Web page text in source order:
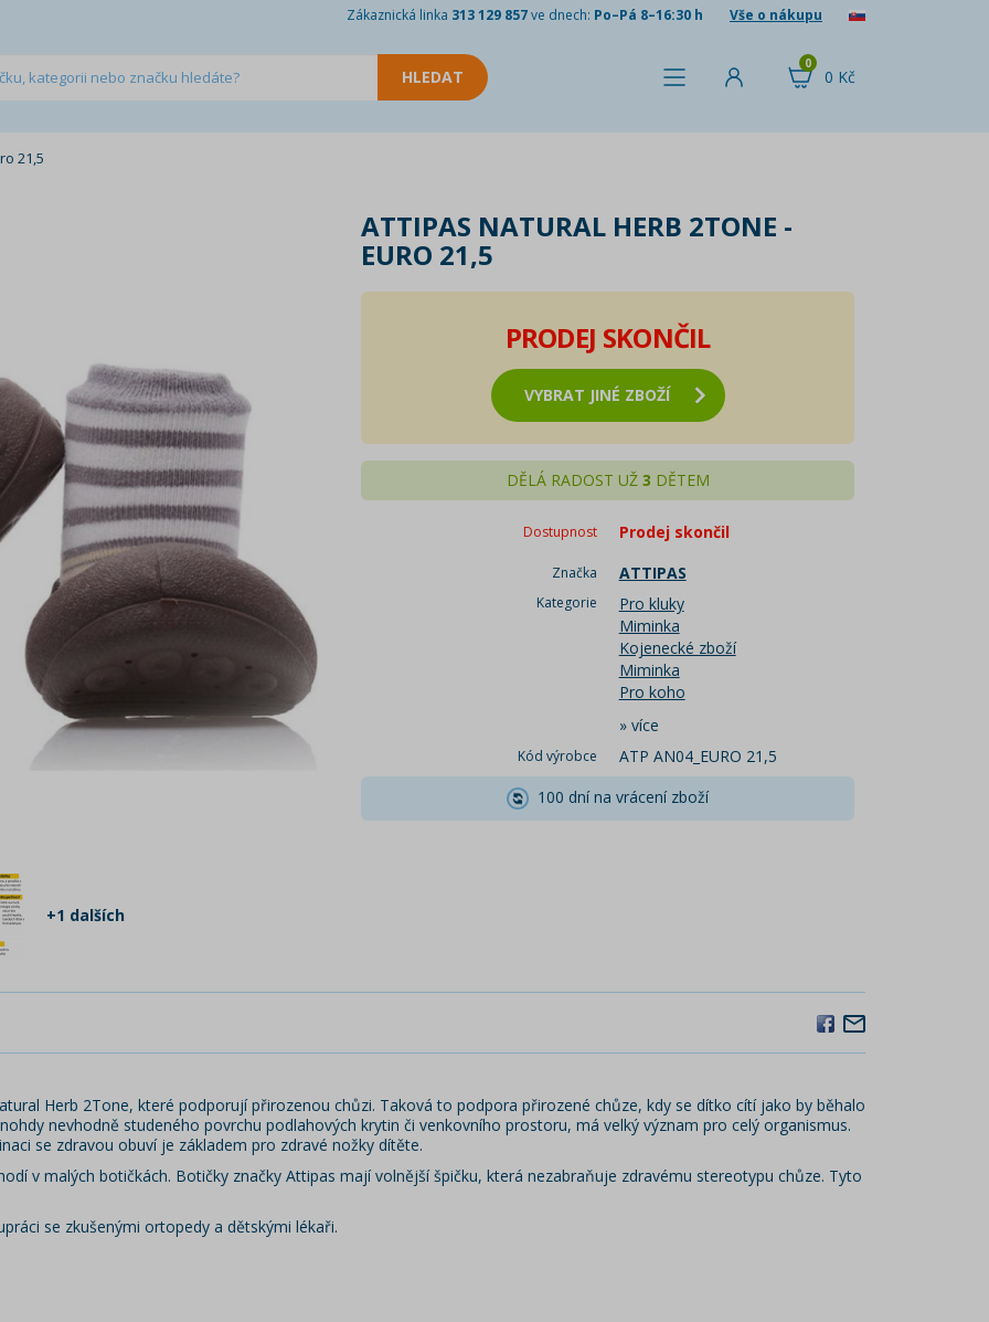
Zákaznická linka 313 129 857ve dnech: Po–Pá 8–16:30 h Vše o nákupu
0 Kč
0
21,5
+1 dalších
ATTIPAS NATURAL HERB 2TONE -
EURO 21,5
PRODEJ SKONČIL
VYBRAT JINÉ ZBOŽÍ
DĚLÁ RADOST UŽ 3 DĚTEM
Dostupnost Prodej skončil
Značka ATTIPAS
Kategorie
Pro kluky
Miminka
Kojenecké zboží
Miminka
Pro koho
» více
Kód výrobce
ATP AN04_EURO 21,5
100 dní na vrácení zboží
Herb 2Tone, které podporují přirozenou chůzi. Taková to podpora přirozené chůze, kdy se dítko cítí jako by běhalo
nevhodně studeného povrchu podlahových krytin či venkovního prostoru, má velký význam pro celý organismus.
se zdravou obuví je základem pro zdravé nožky dítěte.
v malých botičkách. Botičky značky Attipas mají volnější špičku, která nezabraňuje zdravému stereotypu chůze. Tyto
se zkušenými ortopedy a dětskými lékaři.